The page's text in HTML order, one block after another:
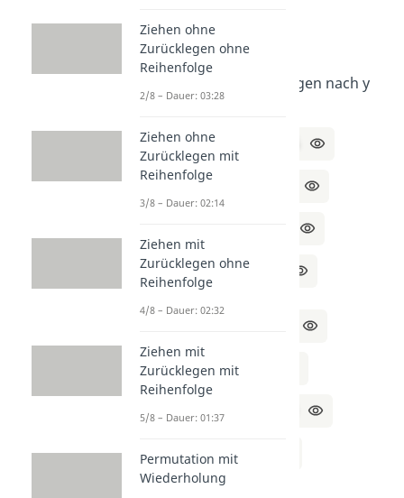
a)
Stelle beide Gleichungen nach y
I:
2x + 3y – 6 = 7 | +6
⇔ 2x + 3y = 13 | -2x
⇔ y = (13 – 2x) / 3
⇔ x – 2y = -1 | -x
⇔ -2y = -1 – x | ÷(-2)
⇔ y = (1 + x) / 2
​
Ziehen ohne
Zurücklegen ohne
Reihenfolge
2/8 – Dauer: 03:28
Ziehen ohne
Zurücklegen mit
Reihenfolge
3/8 – Dauer: 02:14
Ziehen mit
Zurücklegen ohne
Reihenfolge
4/8 – Dauer: 02:32
Ziehen mit
Zurücklegen mit
Reihenfolge
5/8 – Dauer: 01:37
Permutation mit
Wiederholung